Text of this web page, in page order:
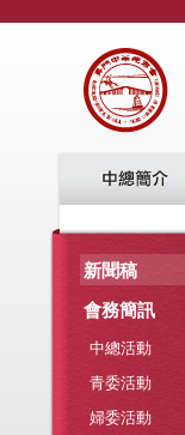
新聞稿
會務簡訊
中總活動
青委活動
婦委活動